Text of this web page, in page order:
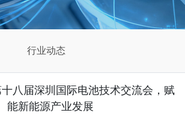
行业动态
八届深圳国际电池技术交流会，赋
能新能源产业发展